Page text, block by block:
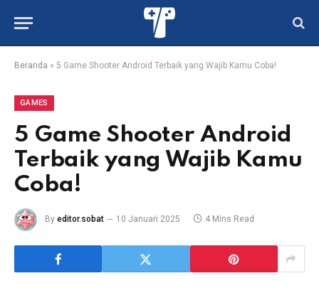
Beranda » 5 Game Shooter Android Terbaik yang Wajib Kamu Coba!
GAMES
5 Game Shooter Android
Terbaik yang Wajib Kamu
Coba!
By editor.sobat 10 Januari 2025 4 Mins Read